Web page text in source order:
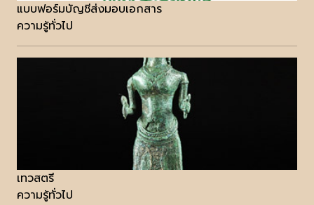
แบบฟอร์มบัญชีส่งมอบเอกสาร
ความรู้ทั่วไป
เทวสตรี
ความรู้ทั่วไป